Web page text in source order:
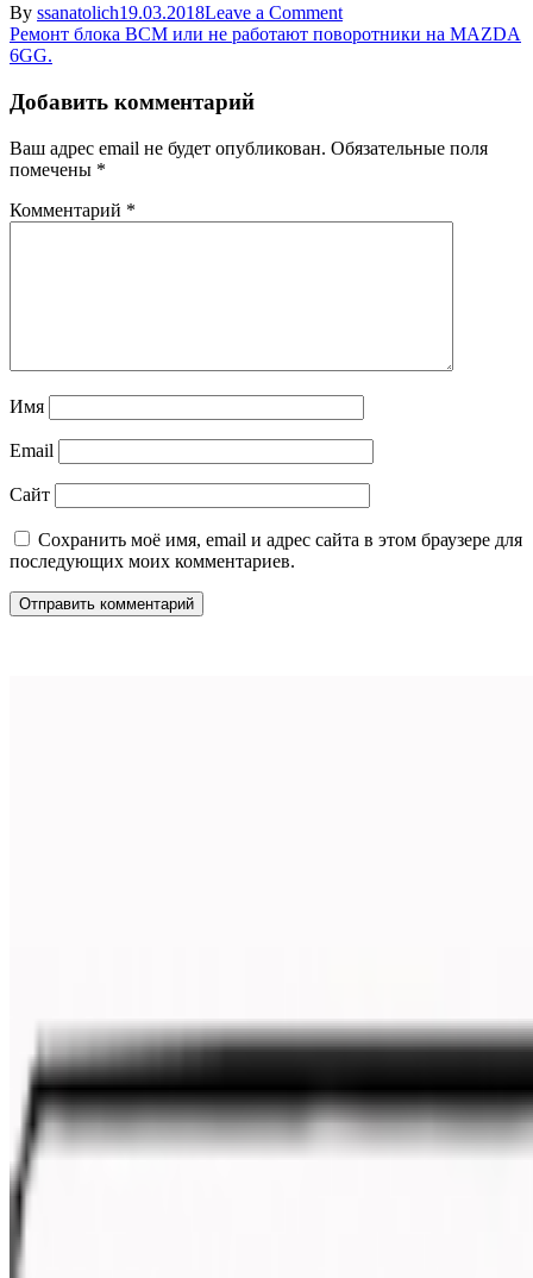
By ssanatolich19.03.2018Leave a Commenton
20180318-
Навигация
по
записям
Ремонт блока BCM или не работают поворотники на MAZDA
6GG.
Добавить комментарий
Ваш адрес email не будет опубликован. Обязательные поля
помечены *
Комментарий *
Имя
Email
Сайт
Сохранить моё имя, email и адрес сайта в этом браузере для
последующих моих комментариев.